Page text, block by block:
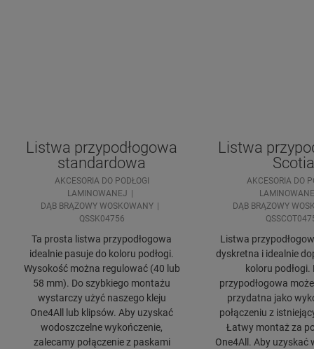
Listwa przypodłogowa
standardowa
AKCESORIA DO PODŁOGI
LAMINOWANEJ
DĄB BRĄZOWY WOSKOWANY
QSSK04756
Ta prosta listwa przypodłogowa
idealnie pasuje do koloru podłogi.
Wysokość można regulować (40 lub
58 mm). Do szybkiego montażu
wystarczy użyć naszego kleju
One4All lub klipsów. Aby uzyskać
wodoszczelne wykończenie,
zalecamy połączenie z paskami
Listwa
Scotia
AKCESORIA DO
DĄB BRĄZOWY
Listwa
dyskretna i idealnie
koloru
przypodłogowa
przydatna jako
połączeniu z
Łatwy montaż za
One4All. Aby uzyskać